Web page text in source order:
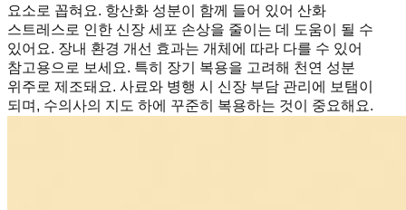
요소로 꼽혀요. 항산화 성분이 함께 들어 있어 산화
스트레스로 인한 신장 세포 손상을 줄이는 데 도움이 될 수
있어요. 장내 환경 개선 효과는 개체에 따라 다를 수 있어
참고용으로 보세요. 특히 장기 복용을 고려해 천연 성분
위주로 제조돼요. 사료와 병행 시 신장 부담 관리에 보탬이
되며, 수의사의 지도 하에 꾸준히 복용하는 것이 중요해요.